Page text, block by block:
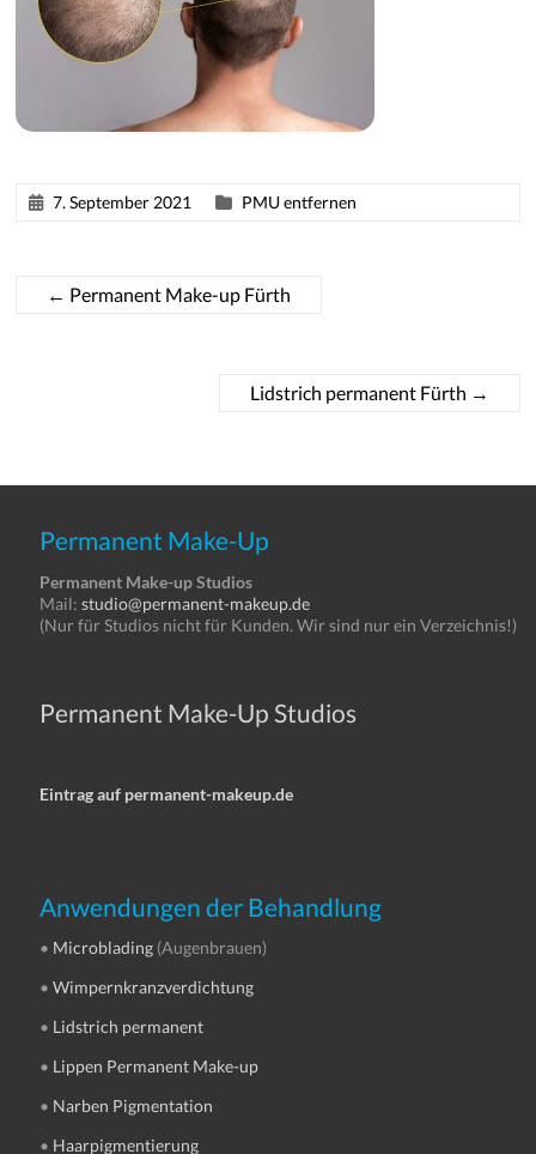
7. September 2021 PMU entfernen
← Permanent Make-up Fürth
Lidstrich permanent Fürth →
Permanent Make-Up
Permanent Make-up Studios
Mail:studio@permanent-makeup.de
(Nur für Studios nicht für Kunden. Wir sind nur ein Verzeichnis!)
Permanent Make-Up Studios
Eintrag auf permanent-makeup.de
Anwendungen der Behandlung
• Microblading (Augenbrauen)
•Wimpernkranzverdichtung
• Lidstrich permanent
• Lippen Permanent Make-up
• Narben Pigmentation
• Haarpigmentierung